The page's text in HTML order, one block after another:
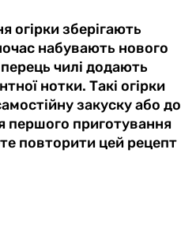
огірки зберігають
набувають нового
чилі додають
нотки. Такі огірки
закуску або до
першого приготування
повторити цей рецепт